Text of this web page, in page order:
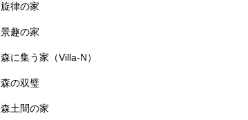
旋律の家
景趣の家
森に集う家（Villa-N）
森の双璧
森土間の家